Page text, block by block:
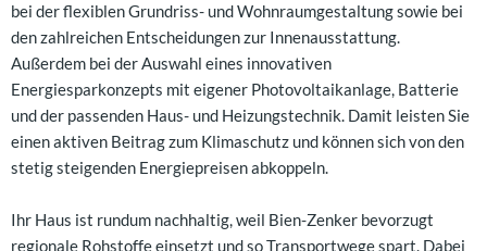
bei der flexiblen Grundriss- und Wohnraumgestaltung sowie bei
den zahlreichen Entscheidungen zur Innenausstattung.
Außerdem bei der Auswahl eines innovativen
Energiesparkonzepts mit eigener Photovoltaikanlage, Batterie
und der passenden Haus- und Heizungstechnik. Damit leisten Sie
einen aktiven Beitrag zum Klimaschutz und können sich von den
stetig steigenden Energiepreisen abkoppeln.
Ihr Haus ist rundum nachhaltig, weil Bien-Zenker bevorzugt
regionale Rohstoffe einsetzt und so Transportwege spart. Dabei